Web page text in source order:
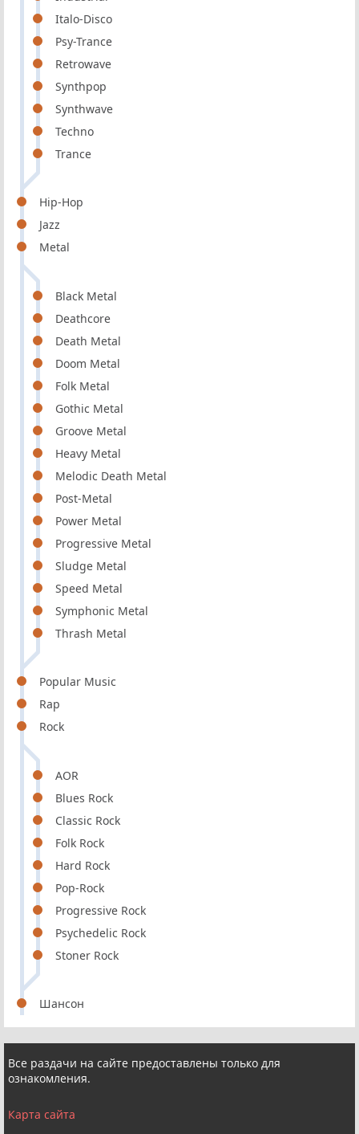
Italo-Disco
Psy-Trance
Retrowave
Synthpop
Synthwave
Techno
Trance
Hip-Hop
Jazz
Metal
Black Metal
Deathcore
Death Metal
Doom Metal
Folk Metal
Gothic Metal
Groove Metal
Heavy Metal
Melodic Death Metal
Post-Metal
Power Metal
Progressive Metal
Sludge Metal
Speed Metal
Symphonic Metal
Thrash Metal
Popular Music
Rap
Rock
AOR
Blues Rock
Classic Rock
Folk Rock
Hard Rock
Pop-Rock
Progressive Rock
Psychedelic Rock
Stoner Rock
Шансон
Все раздачи на сайте предоставлены только для
ознакомления.
Карта сайта